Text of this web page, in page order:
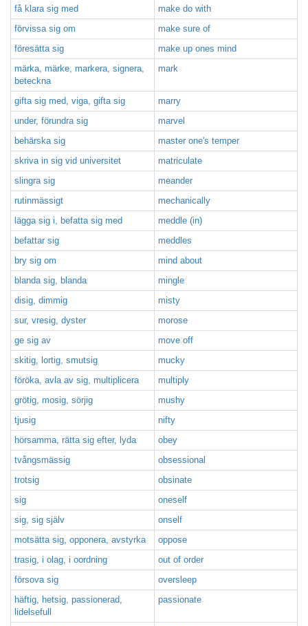
få klara sig med
make do with
förvissa sig om
make sure of
föresätta sig
make up ones mind
märka, märke, markera, signera,
beteckna
mark
gifta sig med, viga, gifta sig
marry
under, förundra sig
marvel
behärska sig
master one's temper
skriva in sig vid universitet
matriculate
slingra sig
meander
rutinmässigt
mechanically
lägga sig i, befatta sig med
meddle (in)
befattar sig
meddles
bry sig om
mind about
blanda sig, blanda
mingle
disig, dimmig
misty
sur, vresig, dyster
morose
ge sig av
move off
skitig, lortig, smutsig
mucky
föröka, avla av sig, multiplicera
multiply
grötig, mosig, sörjig
mushy
tjusig
nifty
hörsamma, rätta sig efter, lyda
obey
tvångsmässig
obsessional
trotsig
obsinate
sig
oneself
sig, sig själv
onself
motsätta sig, opponera, avstyrka
oppose
trasig, i olag, i oordning
out of order
försova sig
oversleep
häftig, hetsig, passionerad,
lidelsefull
passionate